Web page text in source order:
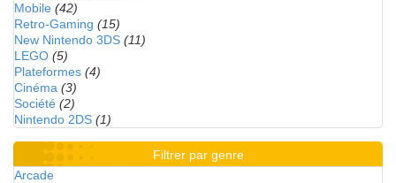
Mobile (42)
Retro-Gaming (15)
New Nintendo 3DS (11)
LEGO (5)
Plateformes (4)
Cinéma (3)
Société (2)
Nintendo 2DS (1)
Filtrer par genre
Arcade